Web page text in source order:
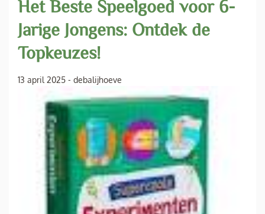
Het Beste Speelgoed voor 6-
Jarige Jongens: Ontdek de
Topkeuzes!
13 april 2025 - debalijhoeve